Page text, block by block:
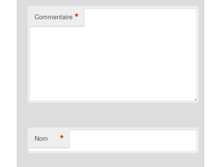
Commentaire *
Nom *